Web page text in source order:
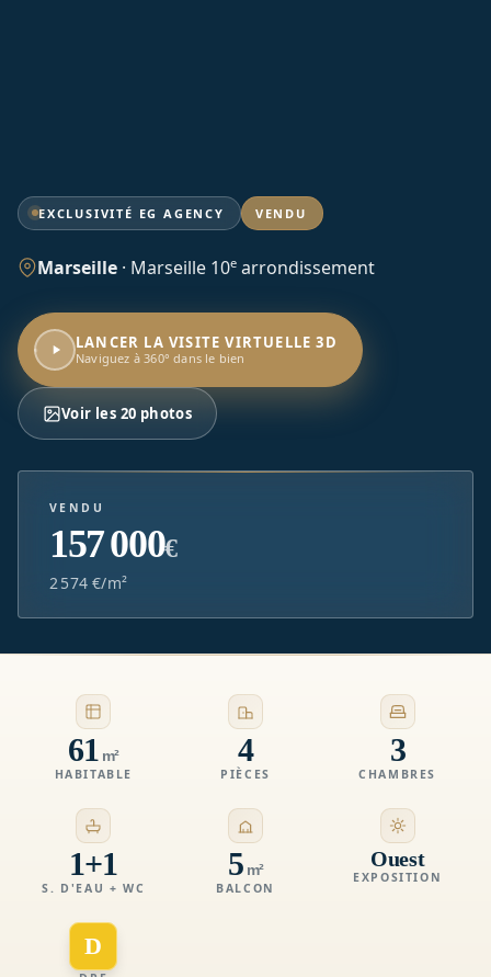
EXCLUSIVITÉ EG AGENCY VENDU
Marseille · Marseille 10e arrondissement
LANCER LA VISITE VIRTUELLE 3D
Naviguez à 360° dans le bien
Voir les 20 photos
VENDU
157 000€
2 574 €/m²
61 m²
HABITABLE
4
PIÈCES
3
CHAMBRES
1+1
S. D'EAU + WC
5 m²
BALCON
Ouest
EXPOSITION
D